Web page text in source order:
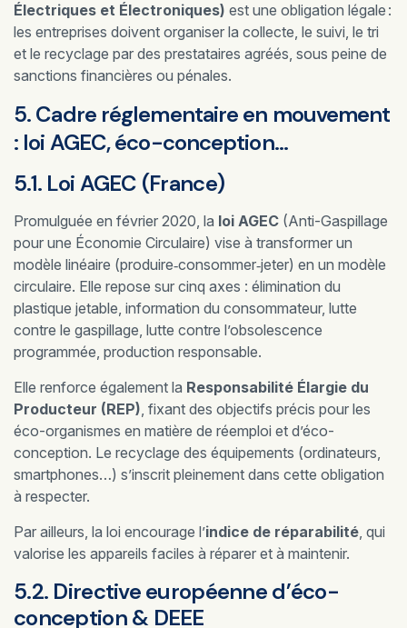
Électriques et Électroniques) est une obligation légale :
les entreprises doivent organiser la collecte, le suivi, le tri
et le recyclage par des prestataires agréés, sous peine de
sanctions financières ou pénales.
5. Cadre réglementaire en mouvement
: loi AGEC, éco-conception…
5.1. Loi AGEC (France)
Promulguée en février 2020, la loi AGEC (Anti-Gaspillage
pour une Économie Circulaire) vise à transformer un
modèle linéaire (produire‑consommer‑jeter) en un modèle
circulaire. Elle repose sur cinq axes : élimination du
plastique jetable, information du consommateur, lutte
contre le gaspillage, lutte contre l’obsolescence
programmée, production responsable.
Elle renforce également la Responsabilité Élargie du
Producteur (REP), fixant des objectifs précis pour les
éco-organismes en matière de réemploi et d’éco-
conception. Le recyclage des équipements (ordinateurs,
smartphones…) s’inscrit pleinement dans cette obligation
à respecter.
Par ailleurs, la loi encourage l’indice de réparabilité, qui
valorise les appareils faciles à réparer et à maintenir.
5.2. Directive européenne d’éco-
conception & DEEE